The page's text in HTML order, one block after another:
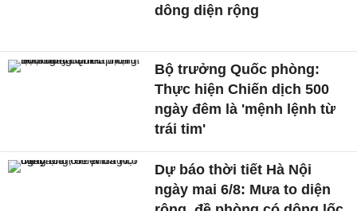
dông diện rộng
Bộ trưởng Quốc phòng:
Thực hiện Chiến dịch 500
ngày đêm là 'mệnh lệnh từ
trái tim'
Dự báo thời tiết Hà Nội
ngày mai 6/8: Mưa to diện